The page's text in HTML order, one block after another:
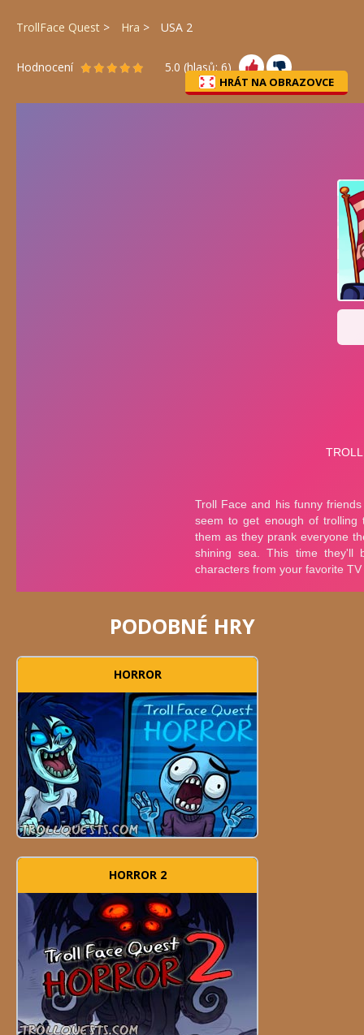
TrollFace Quest Hra USA 2
Hodnocení 5.0 (hlasů:6)
HRÁT NA OBRAZOVCE
PODOBNÉ HRY
HORROR
HORROR 2